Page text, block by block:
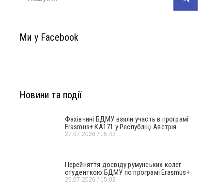
Ми у Facebook
Новини та події
Фахівчині БДМУ взяли участь в програмі
Erasmus+ KA171 у Республіці Австрія
27.07.2026 15:43
Перейняття досвіду румунських колег
студенткою БДМУ по програмі Erasmus+
29.07.2026 15:02